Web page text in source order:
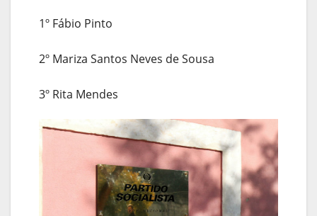
1º Fábio Pinto
2º Mariza Santos Neves de Sousa
3º Rita Mendes